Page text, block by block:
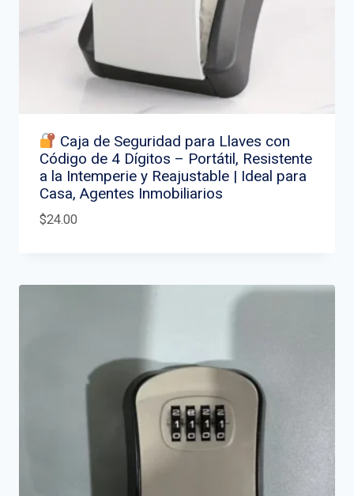
Caja de Seguridad para Llaves con
Código de 4 Dígitos – Portátil, Resistente
a la Intemperie y Reajustable | Ideal para
Casa, Agentes Inmobiliarios
$24.00